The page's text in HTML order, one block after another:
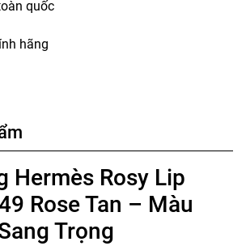
quốc
hãng
Hermès Rosy Lip
Rose Tan – Màu
Trọng